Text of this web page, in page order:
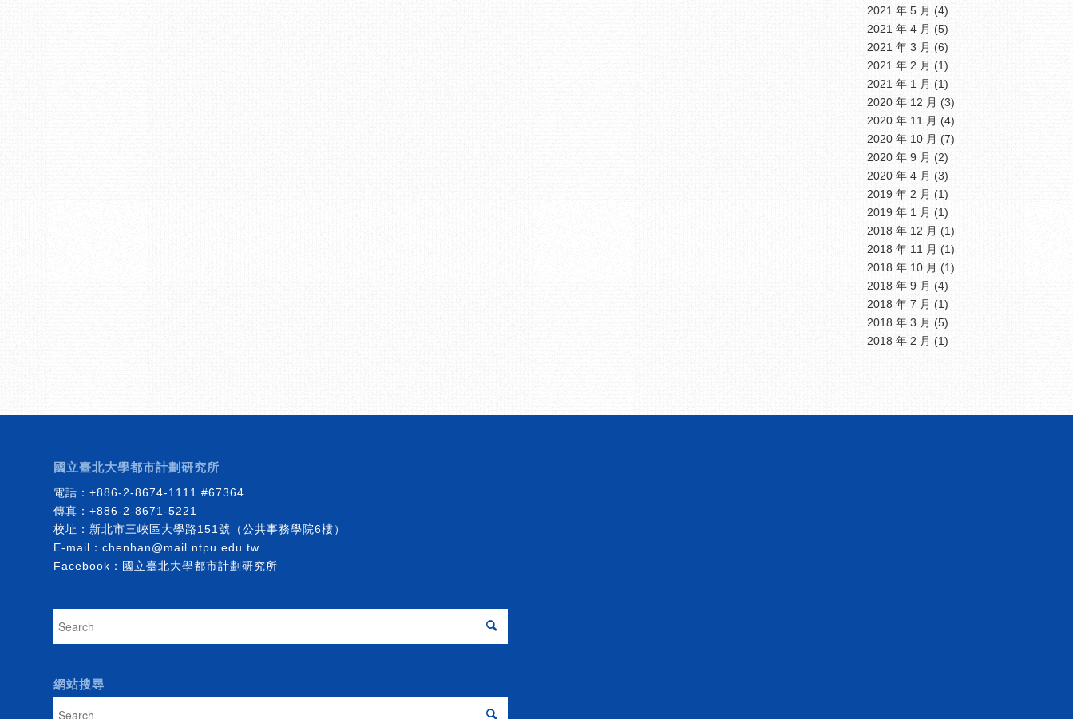
2021 年 5 月 (4)
2021 年 4 月 (5)
2021 年 3 月 (6)
2021 年 2 月 (1)
2021 年 1 月 (1)
2020 年 12 月 (3)
2020 年 11 月 (4)
2020 年 10 月 (7)
2020 年 9 月 (2)
2020 年 4 月 (3)
2019 年 2 月 (1)
2019 年 1 月 (1)
2018 年 12 月 (1)
2018 年 11 月 (1)
2018 年 10 月 (1)
2018 年 9 月 (4)
2018 年 7 月 (1)
2018 年 3 月 (5)
2018 年 2 月 (1)
國立臺北大學都市計劃研究所
電話： +886-2-8674-1111 #67364
傳真：+886-2-8671-5221
校址：新北市三峽區大學路151號（公共事務學院6樓）
E-mail： chenhan@mail.ntpu.edu.tw
Facebook： 國立臺北大學都市計劃研究所
網站搜尋